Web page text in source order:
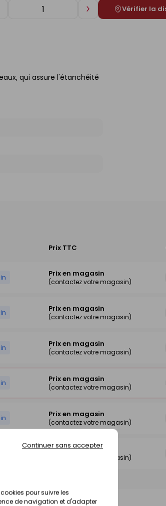
pour suivre les
de navigation et d'adapter
Continuer sans accepter
AugmenterVérifier la
qui assure l'étanchéité
Prix TTC
Prix en magasin
(contactez votre magasin)
Prix en magasin
(contactez votre magasin)
Prix en magasin
(contactez votre magasin)
Prix en magasin
(contactez votre magasin)
Prix en magasin
(contactez votre magasin)
Prix en magasin
(contactez votre magasin)